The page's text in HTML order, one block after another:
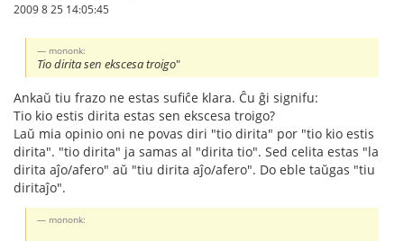
2009 8 25 14:05:45
mononk:
Tio dirita sen ekscesa troigo"
Ankaŭ tiu frazo ne estas sufiĉe klara. Ĉu ĝi signifu:
Tio kio estis dirita estas sen ekscesa troigo?
Laŭ mia opinio oni ne povas diri "tio dirita" por "tio kio estis
dirita". "tio dirita" ja samas al "dirita tio". Sed celita estas "la
dirita aĵo/afero" aŭ "tiu dirita aĵo/afero". Do eble taŭgas "tiu
diritaĵo".
mononk: